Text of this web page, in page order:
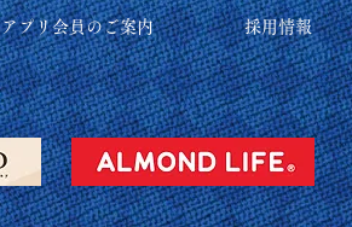
アプリ会員のご案内 採用情報